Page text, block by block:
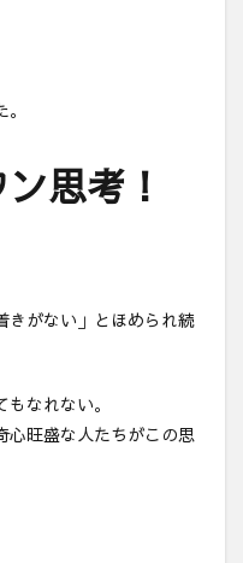
思考！
きがない」とほめられ続
なれない。
心旺盛な人たちがこの思